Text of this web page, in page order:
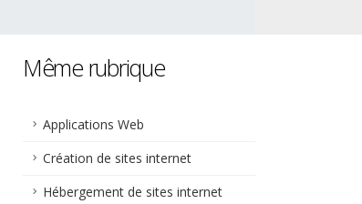
Même rubrique
Applications Web
Création de sites internet
Hébergement de sites internet